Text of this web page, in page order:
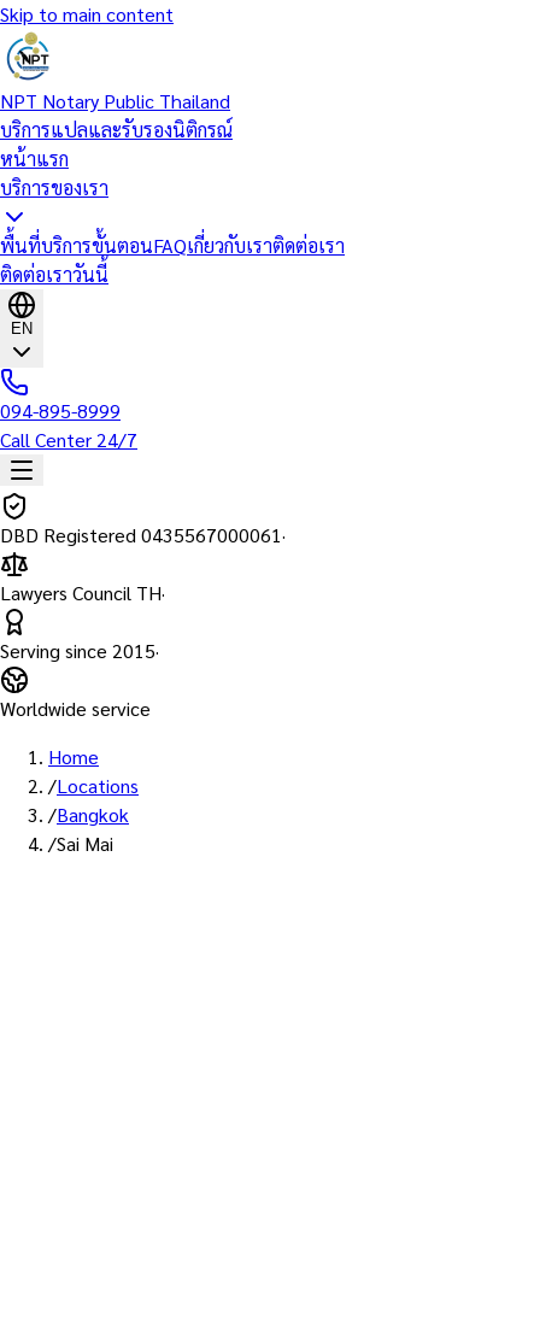
Skip to main content
NPT Notary Public Thailand
บริการแปลและรับรองนิติกรณ์
หน้าแรก
บริการของเรา
พื้นที่บริการขั้นตอนFAQเกี่ยวกับเราติดต่อเรา
ติดต่อเราวันนี้
EN
094-895-8999
Call Center 24/7
DBD Registered 0435567000061·
Lawyers Council TH·
Serving since 2015·
Worldwide service
Home
/Locations
/Bangkok
/Sai Mai